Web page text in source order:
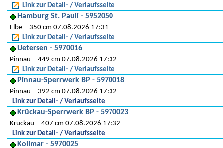
Link zur Detail- / Verlaufsseite
Hamburg St. Pauli - 5952050
Elbe
350 cm 07.08.2026 17:31
Link zur Detail- / Verlaufsseite
Uetersen - 5970016
Pinnau
449 cm 07.08.2026 17:32
Link zur Detail- / Verlaufsseite
Pinnau-Sperrwerk BP - 5970018
Pinnau
392 cm 07.08.2026 17:32
Link zur Detail- / Verlaufsseite
Krückau-Sperrwerk BP - 5970023
Krückau
407 cm 07.08.2026 17:32
Link zur Detail- / Verlaufsseite
Kollmar - 5970025